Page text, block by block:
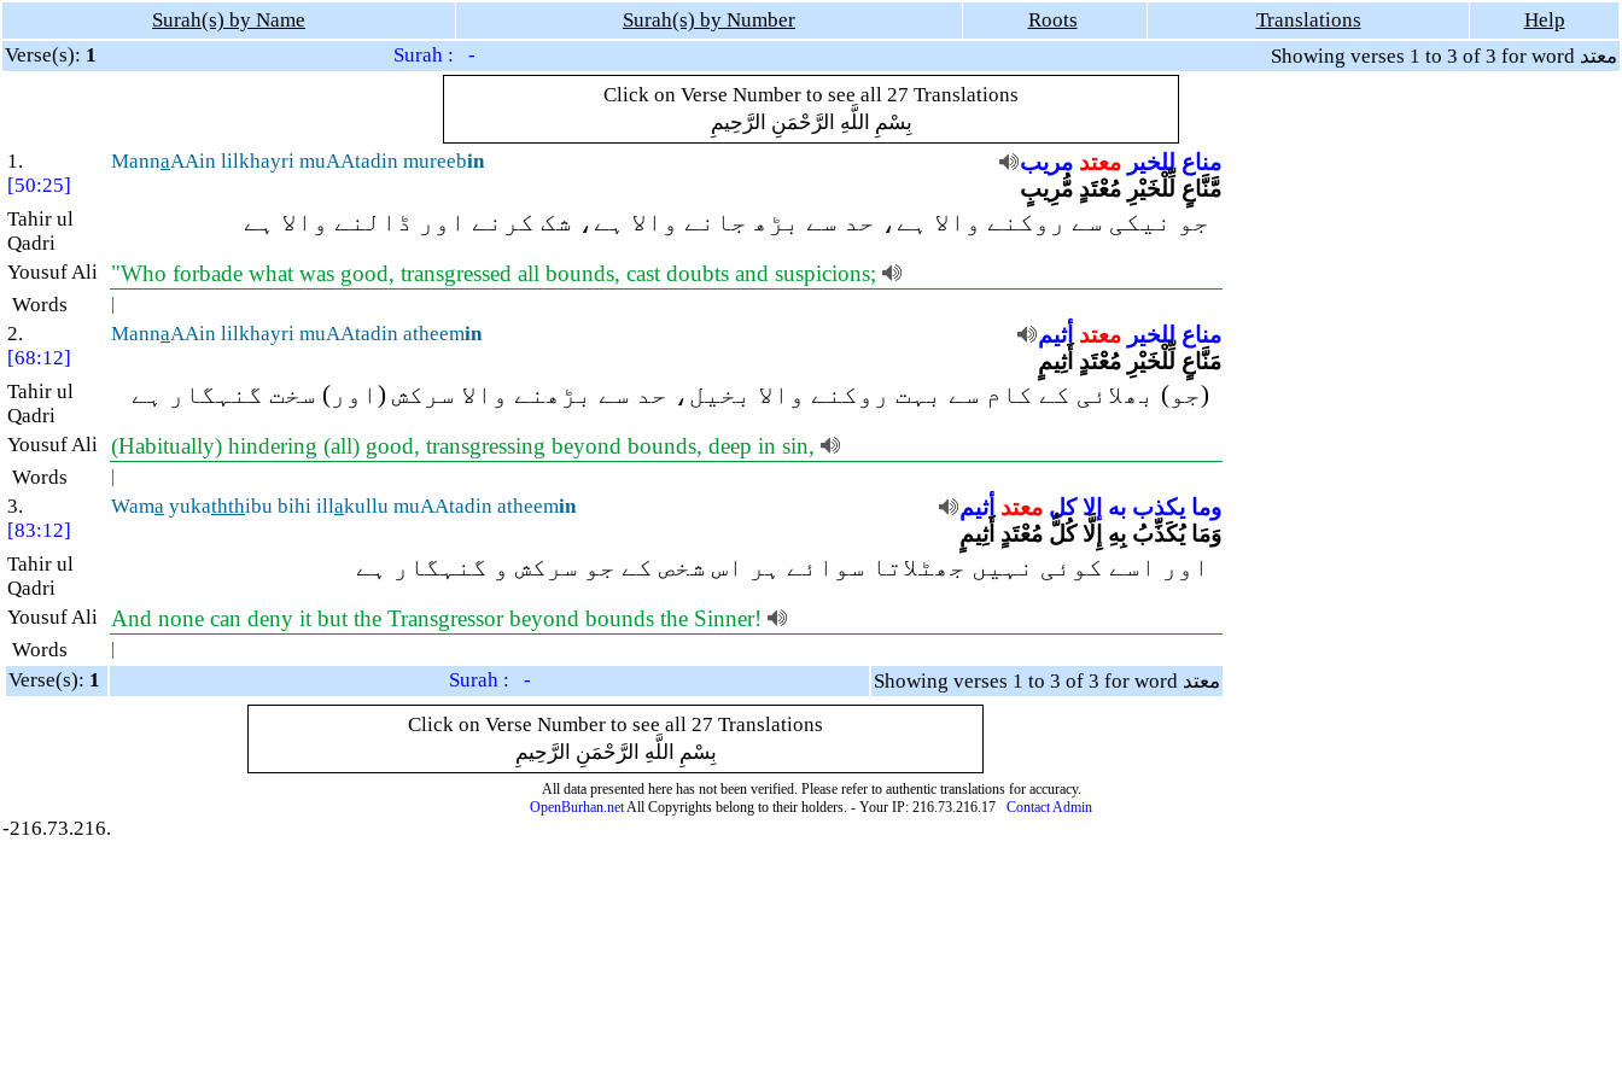
Surah(s) by Name Surah(s) by Number Roots Translations
Help
Verse(s): 1 Surah : -
Showing verses 1 to 3 of 3 for word معتد
Click on Verse Number to see all 27 Translations
بِسْمِ اللَّهِ الرَّحْمَنِ الرَّحِيمِ
1.
[50:25]
MannaAAin lilkhayri muAAtadin mureebin مناع للخير معتد مريب
مَّنَّاعٍ لِّلْخَيْرِ مُعْتَدٍ مُّرِيبٍ
Tahir ul
Qadri
جو نیکی سے روکنے والا ہے، حد سے بڑھ جانے والا ہے، شک کرنے اور ڈالنے والا ہے
Yousuf Ali "Who forbade what was good, transgressed all bounds, cast doubts and suspicions;
Words |
2.
[68:12]
MannaAAin lilkhayri muAAtadin atheemin مناع للخير معتد أثيم
مَنَّاعٍ لِّلْخَيْرِ مُعْتَدٍ أَثِيمٍ
Tahir ul
Qadri
(جو) بھلائی کے کام سے بہت روکنے والا بخیل، حد سے بڑھنے والا سرکش (اور) سخت گنہگار ہے
Yousuf Ali (Habitually) hindering (all) good, transgressing beyond bounds, deep in sin,
Words |
3.
[83:12]
Wama yukaththibu bihi illakullu muAAtadin atheemin وما يكذب به إلا كل معتد أثيم
وَمَا يُكَذِّبُ بِهِ إِلَّا كُلُّ مُعْتَدٍ أَثِيمٍ
Tahir ul
Qadri
اور اسے کوئی نہیں جھٹلاتا سوائے ہر اس شخص کے جو سرکش و گنہگار ہے
Yousuf Ali And none can deny it but the Transgressor beyond bounds the Sinner!
Words |
Verse(s): 1 Surah : -
Showing verses 1 to 3 of 3 for word معتد
Click on Verse Number to see all 27 Translations
بِسْمِ اللَّهِ الرَّحْمَنِ الرَّحِيمِ
All data presented here has not been verified. Please refer to authentic translations for accuracy.
OpenBurhan.netAll Copyrights belong to their holders. - Your IP: 216.73.216.17 Contact Admin
-216.73.216.